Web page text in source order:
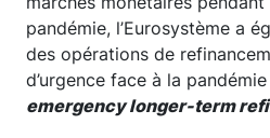
pandémie, l’Eurosystème a
des opérations de
d’urgence face à la pandémie
emergency longer-term